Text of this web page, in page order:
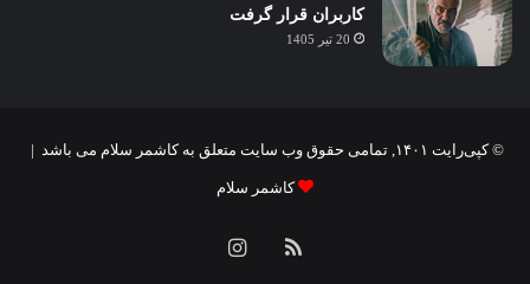
کاربران قرار گرفت
20 تیر 1405
© کپی‌رایت ۱۴۰۱, تمامی حقوق وب سایت متعلق به کاشمر سلام می باشد |
کاشمر سلام
خوراکاینستاگرام